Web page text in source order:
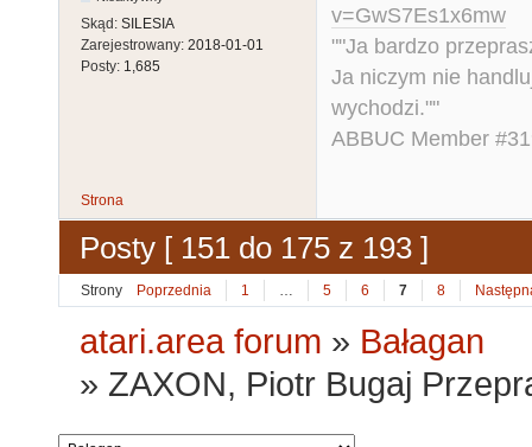
Skąd: SILESIA
Zarejestrowany: 2018-01-01
Posty: 1,685
v=GwS7Es1x6mw
""Ja bardzo
Ja niczym nie
wychodzi.""
ABBUC Member
Strona
Posty [ 151 do 175 z 193 ]
Strony Poprzednia 1 … 5 6 7 8
atari.area forum » Bałagan
» ZAXON, Piotr Bugaj